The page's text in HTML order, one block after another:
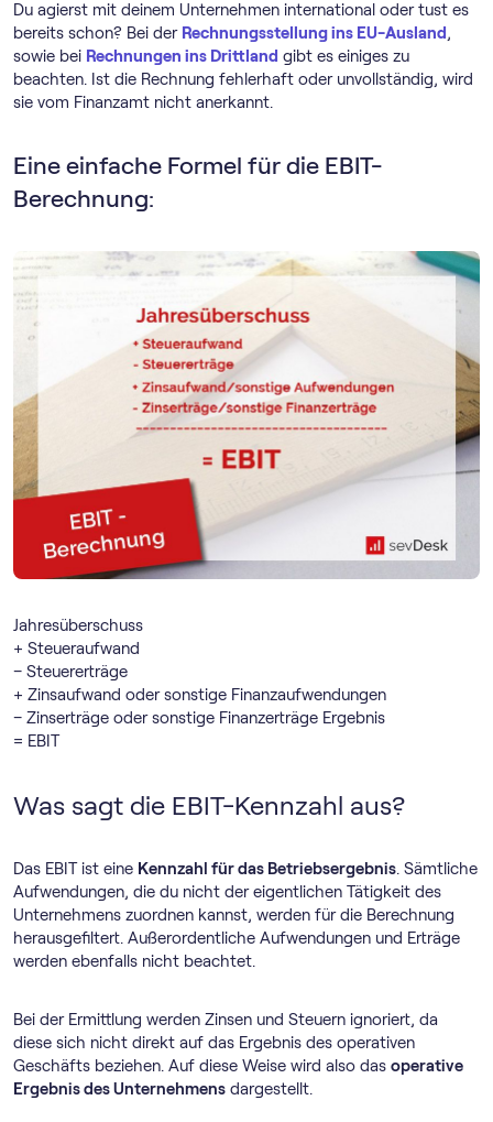
Du agierst mit deinem Unternehmen international oder tust es
bereits schon? Bei der Rechnungsstellung ins EU-Ausland ,
sowie bei Rechnungen ins Drittland gibt es einiges zu
beachten. Ist die Rechnung fehlerhaft oder unvollständig, wird
sie vom Finanzamt nicht anerkannt.
Eine einfache Formel für die EBIT-
Berechnung:
Jahresüberschuss
+ Steueraufwand
– Steuererträge
+ Zinsaufwand oder sonstige Finanzaufwendungen
– Zinserträge oder sonstige Finanzerträge Ergebnis
= EBIT
Was sagt die EBIT-Kennzahl aus?
Das EBIT ist eine Kennzahl für das Betriebsergebnis. Sämtliche
Aufwendungen, die du nicht der eigentlichen Tätigkeit des
Unternehmens zuordnen kannst, werden für die Berechnung
herausgefiltert. Außerordentliche Aufwendungen und Erträge
werden ebenfalls nicht beachtet.
Bei der Ermittlung werden Zinsen und Steuern ignoriert, da
diese sich nicht direkt auf das Ergebnis des operativen
Geschäfts beziehen. Auf diese Weise wird also das operative
Ergebnis des Unternehmens dargestellt.